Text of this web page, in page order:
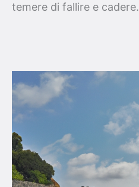
temere di fallire e cadere.